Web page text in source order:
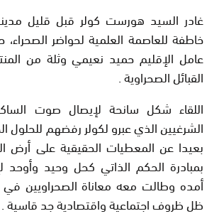
غادر السيد هورست كولر قبل قليل
خاطفة للعاصمة العلمية لحواضر
عامل الإقليم حميد نعيمي وثلة من
القبائل الصحراوية .
اللقاء شكل سانحة لإيصال صوت
الشرغيين الذي عبرو لكولر رفضهم للحلول
بعيدا عن المعطيات الحقيقية على أرض
بمبادرة الحكم الذاتي كحل وحيد وأوحد
أمده وطالت معه معاناة الصحراويين
ظل ظروف اجتماعية واقتصادية جد قاسية .